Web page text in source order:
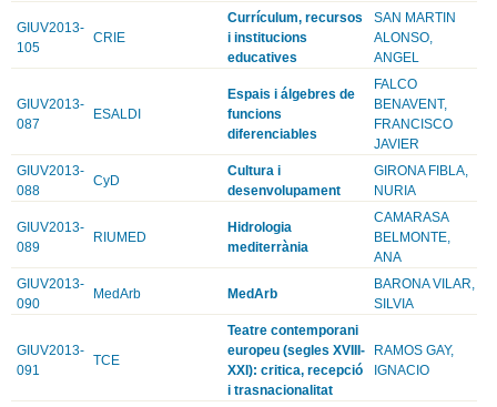
GIUV2013-
105
CRIE
Currículum, recursos
i institucions
educatives
SAN MARTIN
ALONSO,
ANGEL
GIUV2013-
087
ESALDI
Espais i álgebres de
funcions
diferenciables
FALCO
BENAVENT,
FRANCISCO
JAVIER
GIUV2013-
088
CyD
Cultura i
desenvolupament
GIRONA FIBLA,
NURIA
GIUV2013-
089
RIUMED
Hidrologia
mediterrània
CAMARASA
BELMONTE,
ANA
GIUV2013-
090
MedArb MedArb
BARONA VILAR,
SILVIA
GIUV2013-
091
TCE
Teatre contemporani
europeu (segles XVIII-
XXI): critica, recepció
i trasnacionalitat
RAMOS GAY,
IGNACIO